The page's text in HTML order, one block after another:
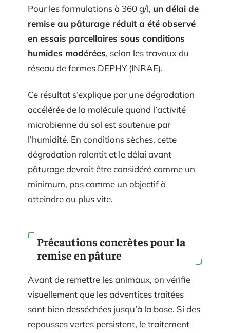
Pour les formulations à 360 g/l, un délai de
remise au pâturage réduit a été observé
en essais parcellaires sous conditions
humides modérées, selon les travaux du
réseau de fermes DEPHY (INRAE).
Ce résultat s’explique par une dégradation
accélérée de la molécule quand l’activité
microbienne du sol est soutenue par
l’humidité. En conditions sèches, cette
dégradation ralentit et le délai avant
pâturage devrait être considéré comme un
minimum, pas comme un objectif à
atteindre au plus vite.
Précautions concrètes pour la
remise en pâture
Avant de remettre les animaux, on vérifie
visuellement que les adventices traitées
sont bien desséchées jusqu’à la base. Si des
repousses vertes persistent, le traitement